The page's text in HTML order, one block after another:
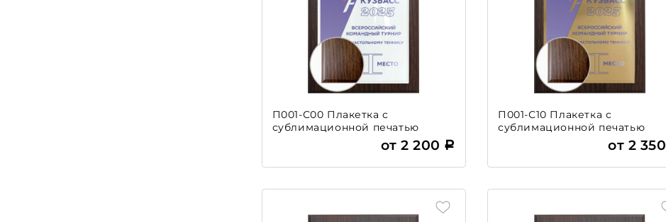
П001-С00 Плакетка с
сублимационной печатью
от 2 200
П001-С10 Плакетка с
сублимационной печатью
от 2 350